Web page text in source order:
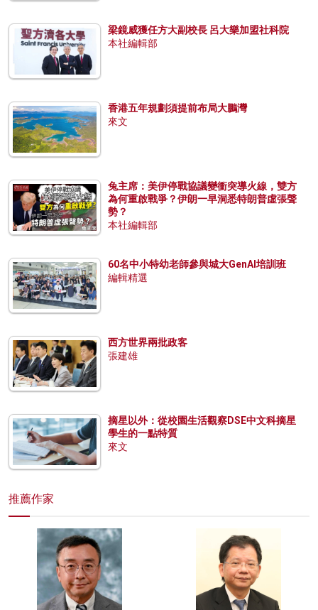
梁鏡威獲任方大副校長 呂大樂加盟社科院
本社編輯部
香港五年規劃須提前布局大鵬灣
來文
兔主席：美伊停戰協議變衝突導火線，雙方
為何重啟戰爭？伊朗一早洞悉特朗普虛張聲
勢？
本社編輯部
60名中小特幼老師參與城大GenAI培訓班
編輯精選
西方世界兩批政客
張建雄
摘星以外：從校園生活觀察DSE中文科摘星
學生的一點特質
來文
推薦作家